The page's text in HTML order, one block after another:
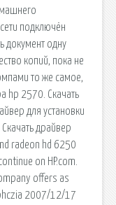
подключён
документ одну
копий, пока не
то же самое,
hp 2570. Скачать
для установки
драйвер
radeon hd 6250
on HP.com.
offers as
2007/12/17